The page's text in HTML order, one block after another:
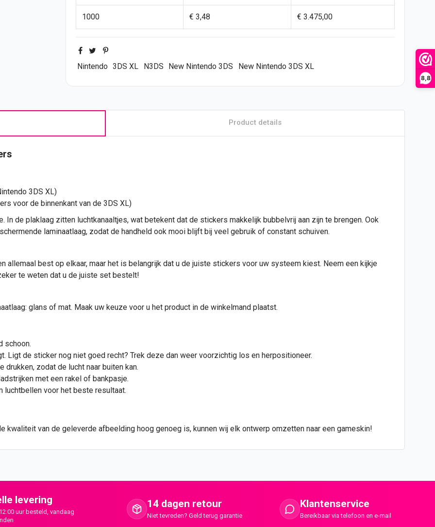
8,8
1000 € 3,48 € 3.475,00
Nintendo 3DS XL N3DS New Nintendo 3DS New Nintendo 3DS XL
Product details
3DS XL)
voor de binnenkant van de 3DS XL)
de plaklaag zitten luchtkanaaltjes, wat betekent dat de stickers makkelijk bubbelvrij aan zijn te brengen. Ook
laminaatlaag, zodat de handheld ook mooi blijft bij veel gebruik of constant schuiven.
allemaal best op elkaar, maar het is belangrijk dat u de juiste stickers voor uw systeem kiest. Neem een kijkje
te weten dat u de juiste set bestelt!
glans of mat. Maak uw keuze voor u het product in de winkelmand plaatst.
schoon.
Ligt de sticker nog niet goed recht? Trek deze dan weer voorzichtig los en herpositioneer.
zodat de lucht naar buiten kan.
met een rakel of bankpasje.
luchtbellen voor het beste resultaat.
kwaliteit van de geleverde afbeelding hoog genoeg is, kunnen wij elk ontwerp omzetten naar een gameskin!
levering
uur besteld, vandaag
14 dagen retour
Niet tevreden? Geld terug garantie
Klantenservice
Bereikbaar via telefoon en e-mail